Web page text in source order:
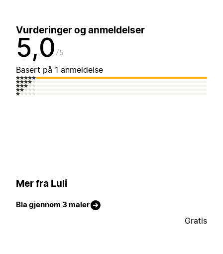
Vurderinger og anmeldelser
5,0 5
Basert på 1 anmeldelse
Mer fra Luli
Bla gjennom 3 maler
Gratis